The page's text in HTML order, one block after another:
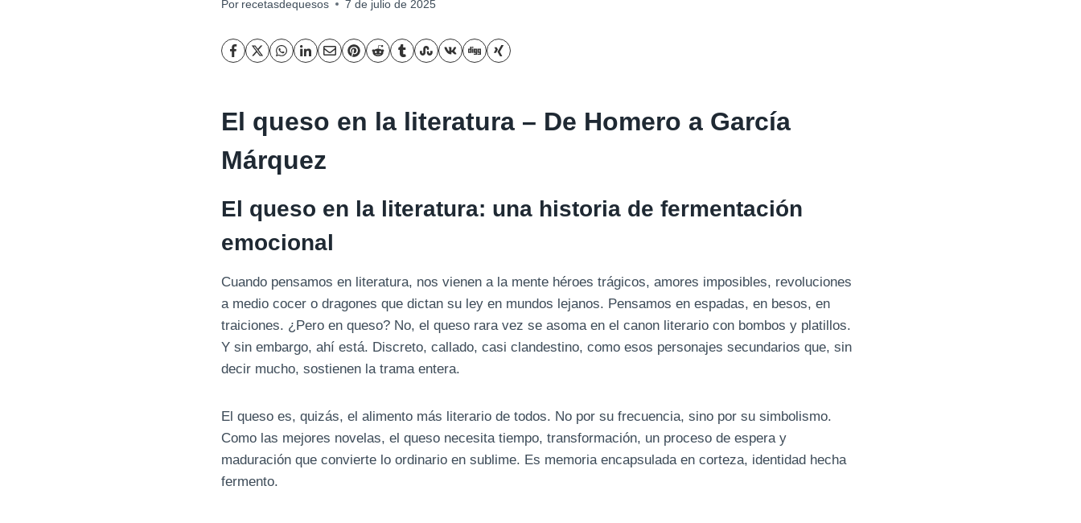
Por recetasdequesos 7 de julio de 2025
El queso en la literatura – De Homero a García
Márquez
El queso en la literatura: una historia de fermentación
emocional
Cuando pensamos en literatura, nos vienen a la mente héroes trágicos, amores imposibles, revoluciones
a medio cocer o dragones que dictan su ley en mundos lejanos. Pensamos en espadas, en besos, en
traiciones. ¿Pero en queso? No, el queso rara vez se asoma en el canon literario con bombos y platillos.
Y sin embargo, ahí está. Discreto, callado, casi clandestino, como esos personajes secundarios que, sin
decir mucho, sostienen la trama entera.
El queso es, quizás, el alimento más literario de todos. No por su frecuencia, sino por su simbolismo.
Como las mejores novelas, el queso necesita tiempo, transformación, un proceso de espera y
maduración que convierte lo ordinario en sublime. Es memoria encapsulada en corteza, identidad hecha
fermento.